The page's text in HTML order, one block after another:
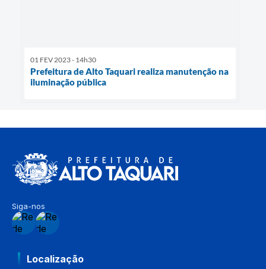
01 FEV 2023 - 14h30
Prefeitura de Alto Taquari realiza manutenção na
iluminação pública
Siga-nos
Localização